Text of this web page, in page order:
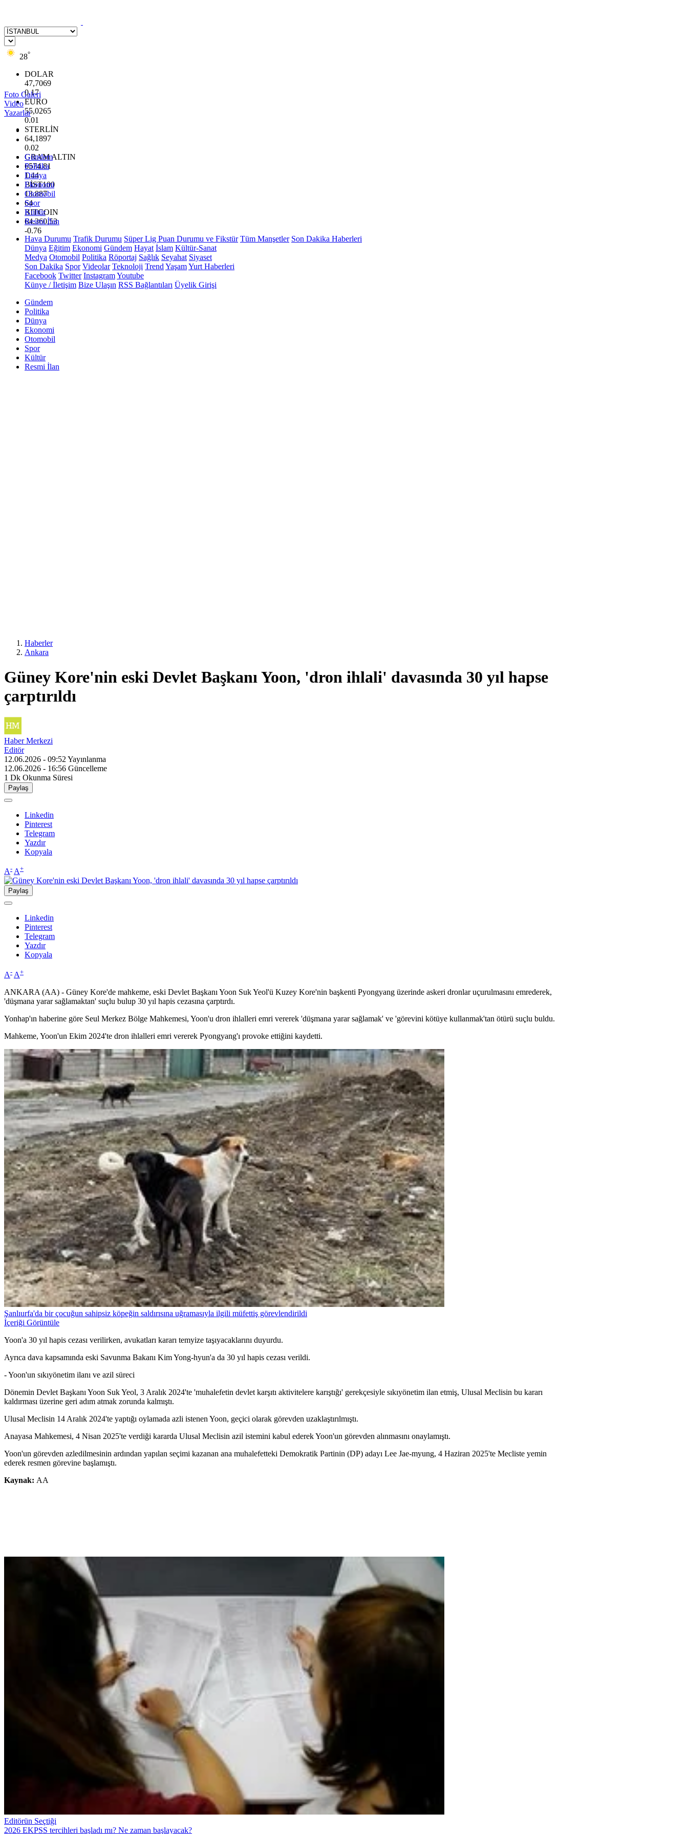
28°
DOLAR
47,7069
0.17
EURO
55,0265
0.01
STERLİN
64,1897
0.02
GRAM ALTIN
6574.81
1.44
BİST100
13.887
64
BITCOIN
64.360,53
-0.76
Foto Galeri
Video
Yazarlar
Gündem
Politika
Dünya
Ekonomi
Otomobil
Spor
Kültür
Resmi İlan
Hava Durumu Trafik Durumu Süper Lig Puan Durumu ve Fikstür Tüm Manşetler Son Dakika Haberleri
Dünya Eğitim Ekonomi Gündem Hayat İslam Kültür-Sanat
Medya Otomobil Politika Röportaj Sağlık Seyahat Siyaset
Son Dakika Spor Videolar Teknoloji Trend YaşamYurt Haberleri
Facebook Twitter InstagramYoutube
Künye / İletişim Bize Ulaşın RSS Bağlantıları Üyelik Girişi
Gündem
Politika
Dünya
Ekonomi
Otomobil
Spor
Kültür
Resmi İlan
Haberler
Ankara
Güney Kore'nin eski Devlet Başkanı Yoon, 'dron ihlali' davasında 30 yıl hapse
çarptırıldı
Haber Merkezi
Editör
12.06.2026 - 09:52 Yayınlanma
12.06.2026 - 16:56 Güncelleme
1 Dk Okunma Süresi
Paylaş
Linkedin
Pinterest
Telegram
Yazdır
Kopyala
A- A+
Paylaş
Linkedin
Pinterest
Telegram
Yazdır
Kopyala
A- A+
ANKARA (AA) - Güney Kore'de mahkeme, eski Devlet Başkanı Yoon Suk Yeol'ü Kuzey Kore'nin başkenti Pyongyang üzerinde askeri dronlar uçurulmasını emrederek,
'düşmana yarar sağlamaktan' suçlu bulup 30 yıl hapis cezasına çarptırdı.
Yonhap'ın haberine göre Seul Merkez Bölge Mahkemesi, Yoon'u dron ihlalleri emri vererek 'düşmana yarar sağlamak' ve 'görevini kötüye kullanmak'tan ötürü suçlu buldu.
Mahkeme, Yoon'un Ekim 2024'te dron ihlalleri emri vererek Pyongyang'ı provoke ettiğini kaydetti.
Şanlıurfa'da bir çocuğun sahipsiz köpeğin saldırısına uğramasıyla ilgili müfettiş görevlendirildi
İçeriği Görüntüle
Yoon'a 30 yıl hapis cezası verilirken, avukatları kararı temyize taşıyacaklarını duyurdu.
Ayrıca dava kapsamında eski Savunma Bakanı Kim Yong-hyun'a da 30 yıl hapis cezası verildi.
- Yoon'un sıkıyönetim ilanı ve azil süreci
Dönemin Devlet Başkanı Yoon Suk Yeol​​​​​​​, 3 Aralık 2024'te 'muhalefetin devlet karşıtı aktivitelere karıştığı' gerekçesiyle sıkıyönetim ilan etmiş, Ulusal Meclisin bu kararı
kaldırması üzerine geri adım atmak zorunda kalmıştı.
Ulusal Meclisin 14 Aralık 2024'te yaptığı oylamada azli istenen Yoon, geçici olarak görevden uzaklaştırılmıştı.
Anayasa Mahkemesi, 4 Nisan 2025'te verdiği kararda Ulusal Meclisin azil istemini kabul ederek Yoon'un görevden alınmasını onaylamıştı.
Yoon'un görevden azledilmesinin ardından yapılan seçimi kazanan ana muhalefetteki Demokratik Partinin (DP) adayı Lee Jae-myung, 4 Haziran 2025'te Mecliste yemin
ederek resmen görevine başlamıştı.
Kaynak: AA
Editörün Seçtiği
2026 EKPSS tercihleri başladı mı? Ne zaman başlayacak?